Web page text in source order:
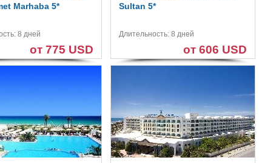
Marhaba 5*
8 дней
от 775 USD
Sultan 5*
Длительность: 8 дней
от 606 USD